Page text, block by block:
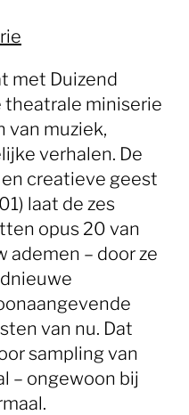
met Duizend
theatrale miniserie
van muziek,
verhalen. De
creatieve geest
laat de zes
opus 20 van
ademen – door ze
van nu. Dat
sampling van
– ongewoon bij